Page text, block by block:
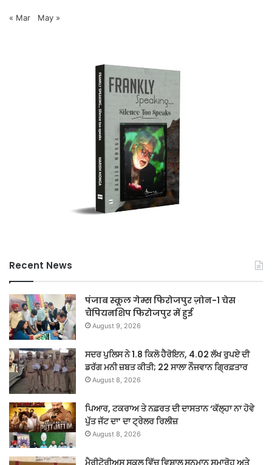
« Mar May »
Recent News
पंजाब स्कूल गेम्स फिरोजपुर ज़ोन-1 चेस
चैंपियनशिप फिरोजपुर में हुई
August 9, 2026
ਸਦਰ ਪੁਲਿਸ ਨੇ 1.8 ਕਿਲੋ ਹੈਰੋਇਨ, 4.02 ਲੱਖ ਰੁਪਏ ਦੀ
ਡਰੱਗ ਮਨੀ ਜ਼ਬਤ ਕੀਤੀ; 22 ਸਾਲਾ ਨੌਜਵਾਨ ਗ੍ਰਿਫ਼ਤਾਰ
August 8, 2026
ਪਿਆਰ, ਟਕਰਾਅ ਤੇ ਨਫ਼ਰਤ ਦੀ ਦਾਸਤਾਨ ‘ਕੱਲ੍ਹਾ ਨਾ ਹੋਵੇ
ਪੁੱਤ ਜੱਟ ਦਾ’ ਦਾ ਟ੍ਰੇਲਰ ਰਿਲੀਜ਼
August 8, 2026